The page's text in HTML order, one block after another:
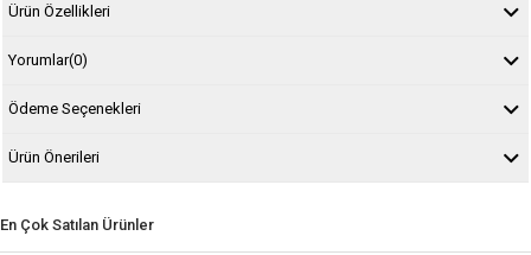
Ürün Özellikleri
Yorumlar(0)
Ödeme Seçenekleri
Ürün Önerileri
En Çok Satılan Ürünler